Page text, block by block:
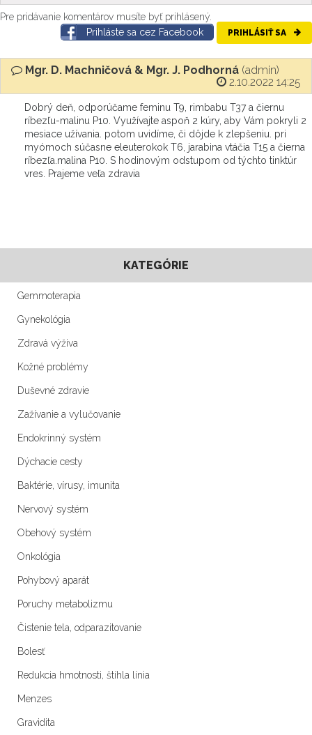
Pre pridávanie komentárov musíte byť prihlásený.
Prihláste sa cez Facebook
PRIHLÁSIŤ SA
Mgr. D. Machničová & Mgr. J. Podhorná (admin)
2.10.2022 14:25
Dobrý deň, odporúčame feminu T9, rimbabu T37 a čiernu
ríbezľu-malinu P10. Využívajte aspoň 2 kúry, aby Vám pokryli 2
mesiace užívania. potom uvidíme, či dôjde k zlepšeniu. pri
myómoch súčasne eleuterokok T6, jarabina vtáčia T15 a čierna
ríbezľa.malina P10. S hodinovým odstupom od týchto tinktúr
vres. Prajeme veľa zdravia
KATEGÓRIE
Gemmoterapia
Gynekológia
Zdravá výživa
Kožné problémy
Duševné zdravie
Zažívanie a vylučovanie
Endokrinný systém
Dýchacie cesty
Baktérie, vírusy, imunita
Nervový systém
Obehový systém
Onkológia
Pohybový aparát
Poruchy metabolizmu
Čistenie tela, odparazitovanie
Bolesť
Redukcia hmotnosti, štíhla línia
Menzes
Gravidita